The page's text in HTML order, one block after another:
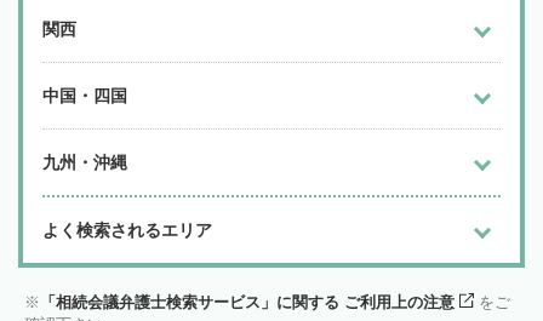
関西
中国・四国
九州・沖縄
よく検索されるエリア
「相続会議弁護士検索サービス」に関する ご利用上の注意
をご